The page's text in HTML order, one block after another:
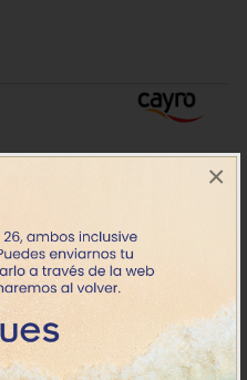
×
IVA incluido